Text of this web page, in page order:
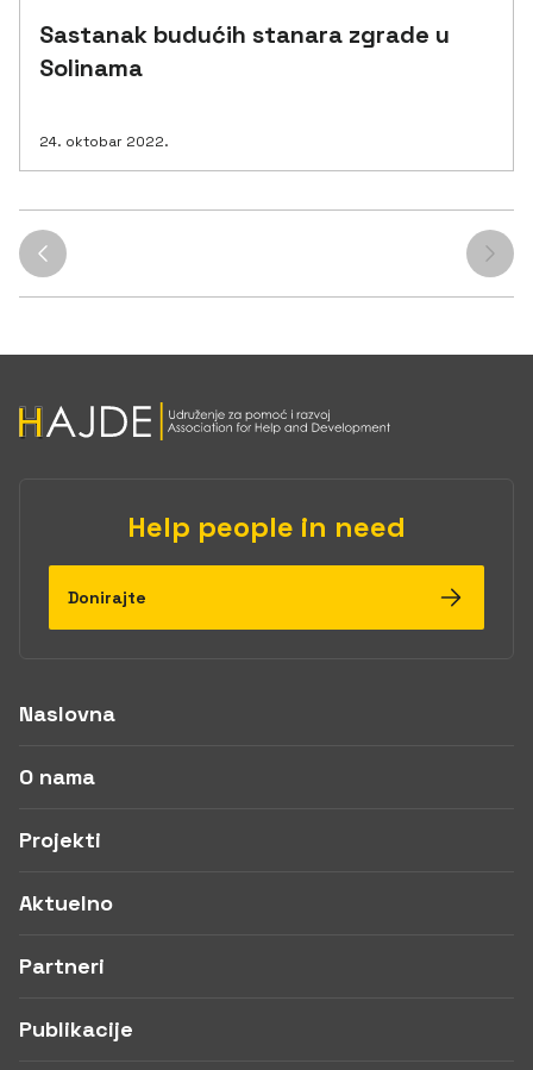
Sastanak budućih stanara zgrade u
Solinama
24. oktobar 2022.
Help people in need
Donirajte
Naslovna
O nama
Projekti
Aktuelno
Partneri
Publikacije